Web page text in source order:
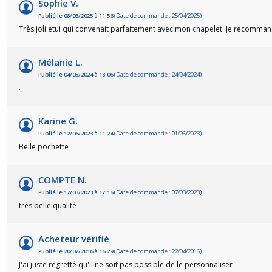
Sophie V.
Publié le 08/05/2025 à 11:56(Date de commande : 25/04/2025)
Très joli etui qui convenait parfaitement avec mon chapelet. Je
Mélanie L.
Publié le 04/05/2024 à 18:06(Date de commande : 24/04/2024)
.
Karine G.
Publié le 12/06/2023 à 11:24(Date de commande : 01/06/2023)
Belle pochette
COMPTE N.
Publié le 17/03/2023 à 17:16(Date de commande : 07/03/2023)
très belle qualité
Acheteur vérifié
Publié le 20/07/2016 à 16:29(Date de commande : 22/04/2016)
J'ai juste regretté qu'il ne soit pas possible de le personnaliser